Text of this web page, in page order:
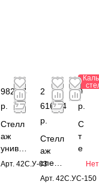
982,44
р.
Стелл
аж
униве
рсаль
Арт.42С.У-03
2
616,24
р.
Стелл
аж
специ
альны
Арт. 42С.УС-150
0
р.
С
т
е